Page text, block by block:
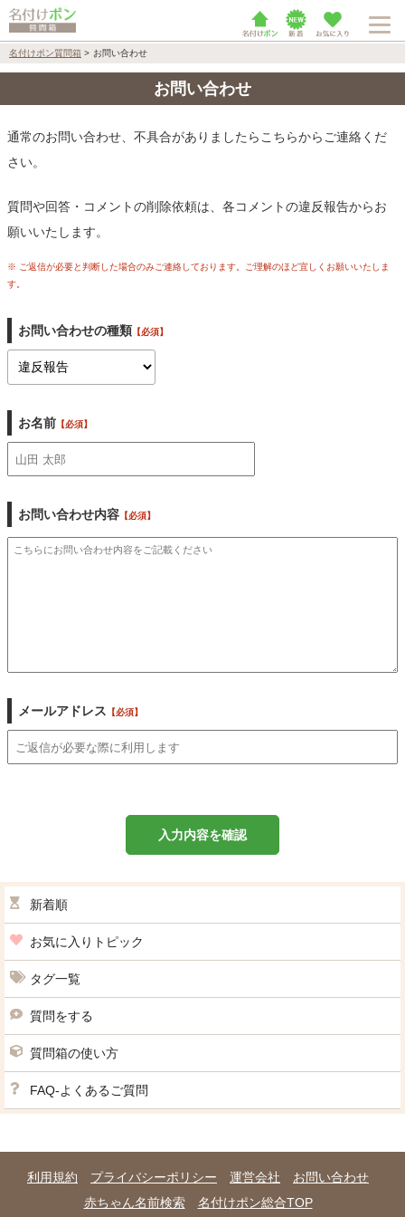
名付けポン質問箱 > お問い合わせ
お問い合わせ
通常のお問い合わせ、不具合がありましたらこちらからご連絡くだ
さい。
質問や回答・コメントの削除依頼は、各コメントの違反報告からお
願いいたします。
※ ご返信が必要と判断した場合のみご連絡しております。ご理解のほど宜しくお願いいたしま
す。
お問い合わせの種類 【必須】
お名前 【必須】
お問い合わせ内容 【必須】
メールアドレス 【必須】
入力内容を確認
新着順
お気に入りトピック
タグ一覧
質問をする
質問箱の使い方
FAQ-よくあるご質問
利用規約 プライバシーポリシー 運営会社
お問い合わせ
赤ちゃん名前検索
名付けポン総合TOP